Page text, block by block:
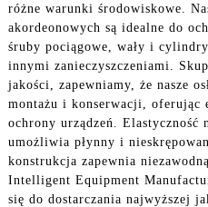
różne warunki środowiskowe.
akordeonowych są idealne do
śruby pociągowe, wały i
innymi zanieczyszczeniami.
jakości, zapewniamy, że nasze
montażu i konserwacji, oferując
ochrony urządzeń. Elastyczność
umożliwia płynny i
konstrukcja zapewnia
Intelligent Equipment
się do dostarczania najwyższej